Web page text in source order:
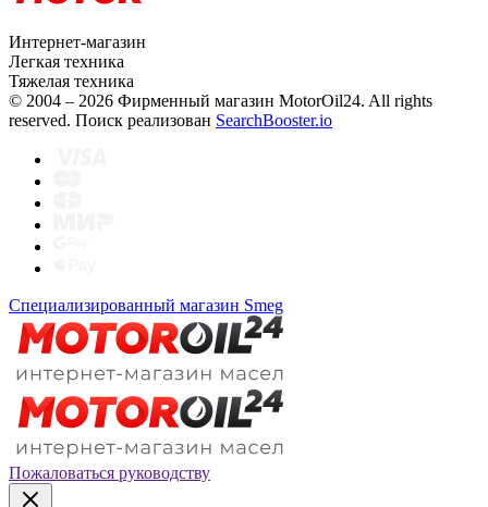
Интернет-магазин
Легкая техника
Тяжелая техника
© 2004 – 2026 Фирменный магазин MotorOil24. All rights
reserved. Поиск реализован SearchBooster.io
Специализированный магазин Smeg
Пожаловаться руководству